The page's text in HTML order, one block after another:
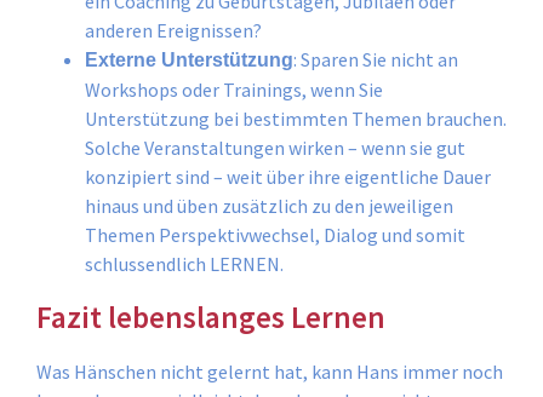
anderen Ereignissen?
Externe Unterstützung: Sparen Sie nicht an
Workshops oder Trainings, wenn Sie
Unterstützung bei bestimmten Themen brauchen.
Solche Veranstaltungen wirken – wenn sie gut
konzipiert sind – weit über ihre eigentliche Dauer
hinaus und üben zusätzlich zu den jeweiligen
Themen Perspektivwechsel, Dialog und somit
schlussendlich LERNEN.
Fazit lebenslanges Lernen
Was Hänschen nicht gelernt hat, kann Hans immer noch